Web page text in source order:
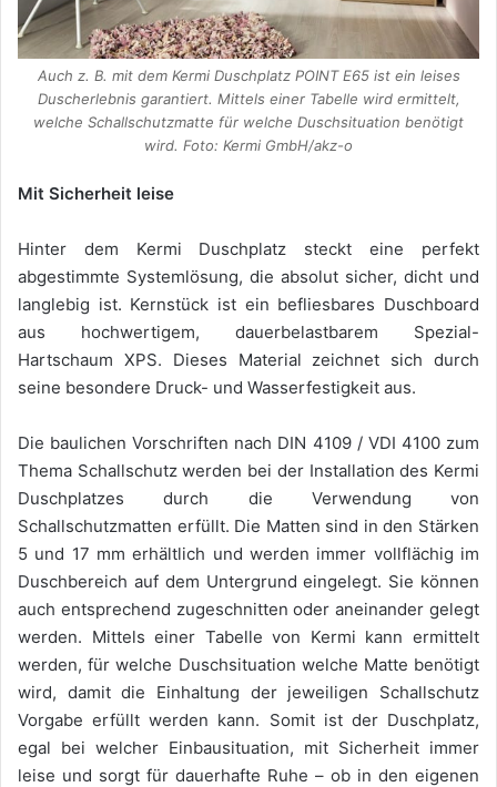
Auch z. B. mit dem Kermi Duschplatz POINT E65 ist ein leises
Duscherlebnis garantiert. Mittels einer Tabelle wird ermittelt,
welche Schallschutzmatte für welche Duschsituation benötigt
wird. Foto: Kermi GmbH/akz-o
Mit Sicherheit leise
Hinter dem Kermi Duschplatz steckt eine perfekt
abgestimmte Systemlösung, die absolut sicher, dicht und
langlebig ist. Kernstück ist ein befliesbares Duschboard
aus hochwertigem, dauerbelastbarem Spezial-
Hartschaum XPS. Dieses Material zeichnet sich durch
seine besondere Druck- und Wasserfestigkeit aus.
Die baulichen Vorschriften nach DIN 4109 / VDI 4100 zum
Thema Schallschutz werden bei der Installation des Kermi
Duschplatzes durch die Verwendung von
Schallschutzmatten erfüllt. Die Matten sind in den Stärken
5 und 17 mm erhältlich und werden immer vollflächig im
Duschbereich auf dem Untergrund eingelegt. Sie können
auch entsprechend zugeschnitten oder aneinander gelegt
werden. Mittels einer Tabelle von Kermi kann ermittelt
werden, für welche Duschsituation welche Matte benötigt
wird, damit die Einhaltung der jeweiligen Schallschutz
Vorgabe erfüllt werden kann. Somit ist der Duschplatz,
egal bei welcher Einbausituation, mit Sicherheit immer
leise und sorgt für dauerhafte Ruhe – ob in den eigenen